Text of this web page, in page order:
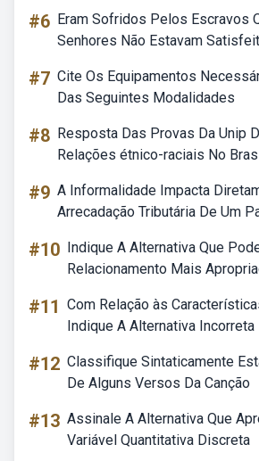
#6 Eram Sofridos Pelos Escravos
Senhores Não Estavam
#7 Cite Os Equipamentos
Das Seguintes Modalidades
#8 Resposta Das Provas Da Unip
Relações étnico-raciais No
#9 A Informalidade Impacta
Arrecadação Tributária De Um
#10 Indique A Alternativa Que
Relacionamento Mais
#11 Com Relação às
Indique A Alternativa Incorreta
#12 Classifique Sintaticamente
De Alguns Versos Da Canção
#13 Assinale A Alternativa Que
Variável Quantitativa Discreta